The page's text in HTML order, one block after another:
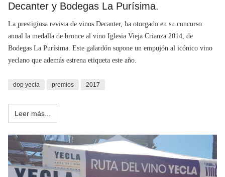
Decanter y Bodegas La Purísima.
La prestigiosa revista de vinos Decanter, ha otorgado en su concurso
anual la medalla de bronce al vino Iglesia Vieja Crianza 2014, de
Bodegas La Purísima. Este galardón supone un empujón al icónico vino
yeclano que además estrena etiqueta este año.
dop yecla premios 2017
Leer más...